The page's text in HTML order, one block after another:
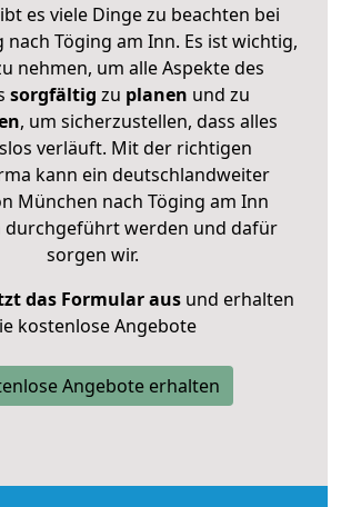
es viele Dinge zu beachten bei
nach Töging am Inn. Es ist wichtig,
nehmen, um alle Aspekte des
sorgfältig zu planen und zu
, um sicherzustellen, dass alles
verläuft. Mit der richtigen
kann ein deutschlandweiter
München nach Töging am Inn
werden und dafür
sorgen wir.
das Formular ausund erhalten
kostenlose Angebote
Angebote erhalten